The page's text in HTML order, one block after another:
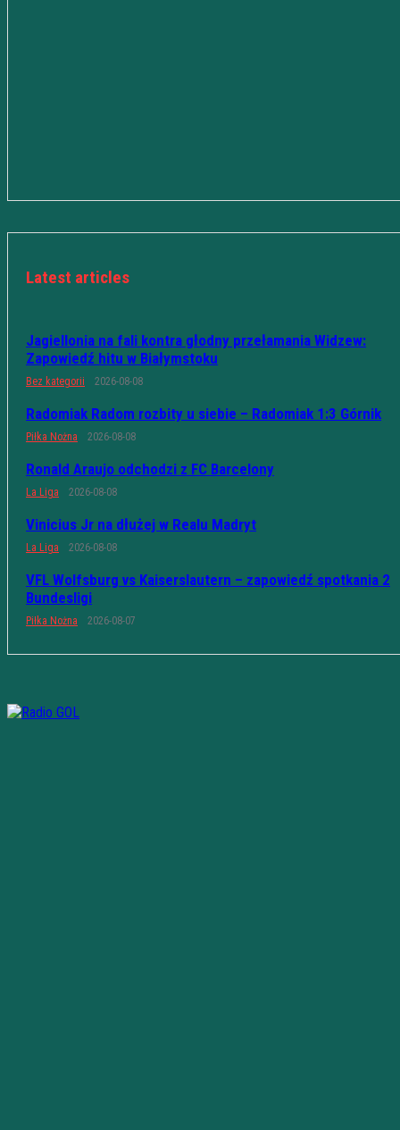
Latest articles
Jagiellonia na fali kontra głodny przełamania Widzew:
Zapowiedź hitu w Białymstoku
Bez kategorii 2026-08-08
Radomiak Radom rozbity u siebie – Radomiak 1:3 Górnik
Piłka Nożna 2026-08-08
Ronald Araujo odchodzi z FC Barcelony
La Liga 2026-08-08
Vinicius Jr na dłużej w Realu Madryt
La Liga 2026-08-08
VFL Wolfsburg vs Kaiserslautern – zapowiedź spotkania 2
Bundesligi
Piłka Nożna 2026-08-07